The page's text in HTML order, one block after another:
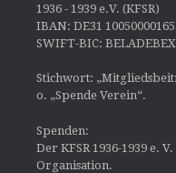
1936 - 1939 e.V. (KFSR)
IBAN: DE31
SWIFT-BIC:
Stichwort:
o. „Spende Verein“.
Spenden:
Der KFSR 1936-1939 e.
Organisation.